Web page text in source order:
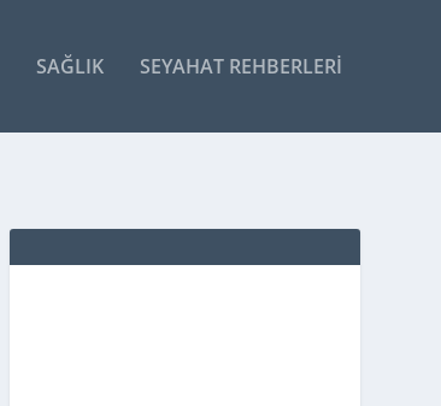
SAĞLIK SEYAHAT REHBERLERI